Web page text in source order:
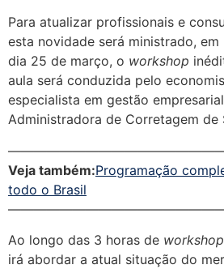
Para atualizar profissionais e
esta novidade será ministrado, em
dia 25 de março, o workshop
aula será conduzida pelo
especialista em gestão
Administradora de Corretagem de
Veja também:Programação
todo o Brasil
Ao longo das 3 horas de workshop
irá abordar a atual situação do